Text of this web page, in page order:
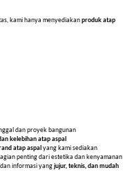
kami hanya menyediakanproduk atap
dan proyek bangunan
kelebihan atap aspal
atap aspalyang kami sediakan
penting dari estetika dan kenyamanan
informasi yangjujur, teknis, dan mudah